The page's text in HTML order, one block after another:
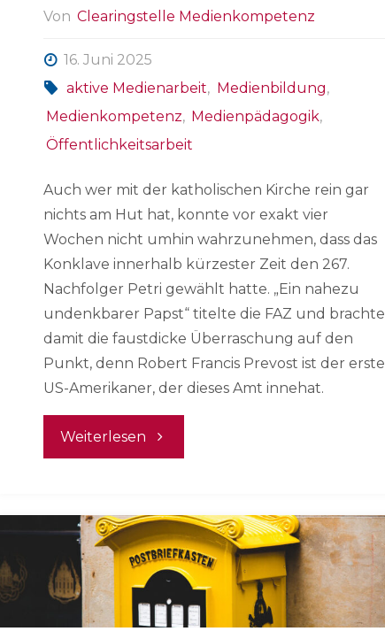
Von Clearingstelle Medienkompetenz
16. Juni 2025
aktive Medienarbeit, Medienbildung,
Medienkompetenz, Medienpädagogik,
Öffentlichkeitsarbeit
Auch wer mit der katholischen Kirche rein gar
nichts am Hut hat, konnte vor exakt vier
Wochen nicht umhin wahrzunehmen, dass das
Konklave innerhalb kürzester Zeit den 267.
Nachfolger Petri gewählt hatte. „Ein nahezu
undenkbarer Papst“ titelte die FAZ und brachte
damit die faustdicke Überraschung auf den
Punkt, denn Robert Francis Prevost ist der erste
US-Amerikaner, der dieses Amt innehat.
Weiterlesen "Woran
gerade
arbeiten
–